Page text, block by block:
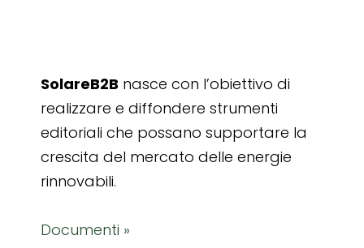
SolareB2B nasce con l’obiettivo di
realizzare e diffondere strumenti
editoriali che possano supportare la
crescita del mercato delle energie
rinnovabili.
Documenti »